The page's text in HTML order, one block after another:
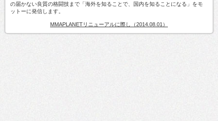
の届かない良質の格闘技まで「海外を知ることで、国内を知ることになる」をモ
ットーに発信します。
MMAPLANETリニューアルに際し（2014.08.01）